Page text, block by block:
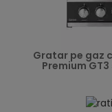
Gratar pe gaz
Premium